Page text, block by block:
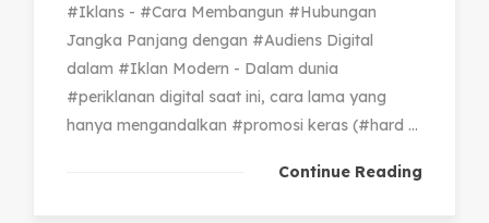
#Iklans - #Cara Membangun #Hubungan
Jangka Panjang dengan #Audiens Digital
dalam #Iklan Modern - Dalam dunia
#periklanan digital saat ini, cara lama yang
hanya mengandalkan #promosi keras (#hard ...
Continue Reading